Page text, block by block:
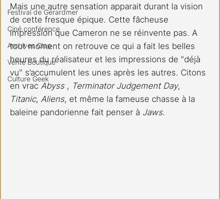
Festival de Gérardmer
Ciné conférence
Archives Clap
Vente Boutique
Culture Geek
Mais une autre sensation apparait durant la vision
de cette fresque épique. Cette fâcheuse
impression que Cameron ne se réinvente pas. A
tout moment on retrouve ce qui a fait les belles
heures du réalisateur et les impressions de "déjà
vu" s’accumulent les unes après les autres. Citons
en vrac Abyss , Terminator Judgement Day,
Titanic, Aliens, et même la fameuse chasse à la
baleine pandorienne fait penser à Jaws.